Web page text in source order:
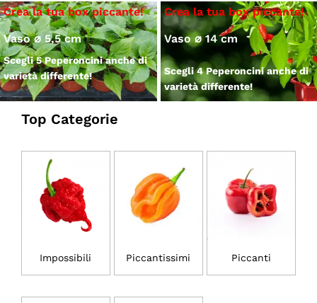
Vaso ⌀ 5,5 cm
Scegli 5 Peperoncini anche di
varietà differente!
Crea la tua box piccante!
Vaso ⌀ 14 cm
Scegli 4 Peperoncini anche di
varietà differente!
Top Categorie
Impossibili Piccantissimi Piccanti